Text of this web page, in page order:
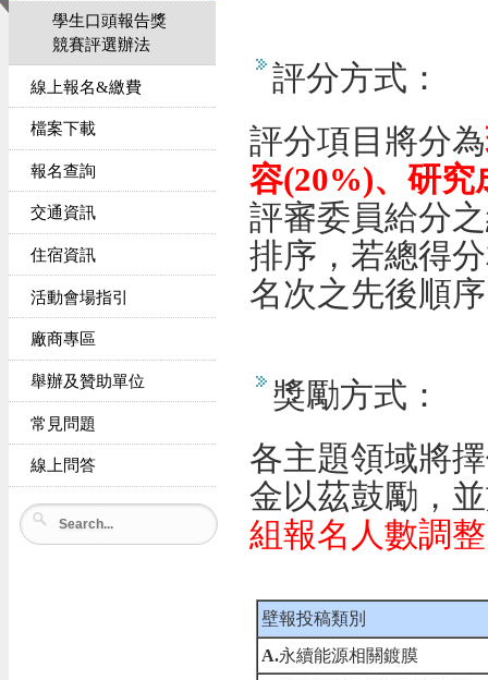
學生口頭報告獎
競賽評選辦法
線上報名&繳費
檔案下載
報名查詢
交通資訊
住宿資訊
活動會場指引
廠商專區
舉辦及贊助單位
常見問題
線上問答
評分方式：
評分項目將分為
容(20%)、研究
評審委員給分
排序，若總得
名次之先後順
獎勵方式：
各主題領域將
金以茲鼓勵，
組報名人數調
壁報投稿類別
A.永續能源相關鍍膜